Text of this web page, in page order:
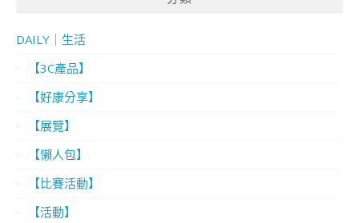
DAILY｜生活
【3C產品】
【好康分享】
【展覽】
【懶人包】
【比賽活動】
【活動】